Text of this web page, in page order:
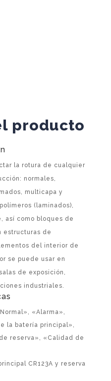
producto
la rotura de cualquier
normales,
multicapa y
(laminados),
así como bloques de
estructuras de
del interior de
se puede usar en
de exposición,
industriales.
«Alarma»,
la batería principal»,
reserva», «Calidad de
CR123A y reserva